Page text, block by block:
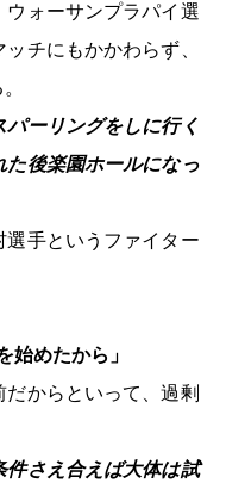
ォーサンプラパイ選
チにもかかわらず、
ーリングをしに行く
後楽園ホールになっ
手というファイター
始めたから」
からといって、過剰
件さえ合えば大体は試